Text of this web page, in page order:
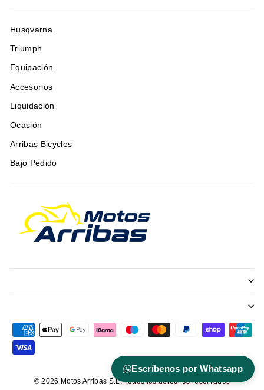
Husqvarna
Triumph
Equipación
Accesorios
Liquidación
Ocasión
Arribas Bicycles
Bajo Pedido
© 2026 Motos Arribas S.L. Todos los derechos reservados
Escríbenos por Whatsapp